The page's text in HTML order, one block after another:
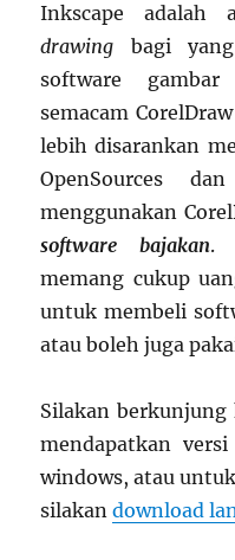
Inkscape adalah
drawing bagi
software
semacam
lebih disarankan
OpenSources
menggunakan
software bajakan.
memang cukup
untuk membeli
atau boleh juga
Silakan berkunjung
mendapatkan
windows, atau
silakandownload